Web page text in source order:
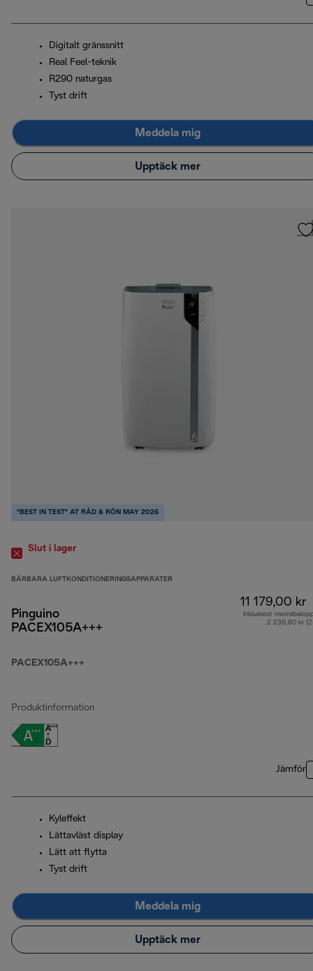
Digitalt gränssnitt
Real Feel-teknik
R290 naturgas
Tyst drift
Meddela mig
Upptäck mer
"BEST IN TEST" AT RÅD & RÖN MAY 2026
Slut i lager
BÄRBARA LUFTKONDITIONERINGSAPPARATER
Pinguino
PACEX105A+++
PACEX105A+++
11 179,00 kr
Inkluderat
2 235,80 kr
Produktinformation
Jämför
Kyleffekt
Lättavläst display
Lätt att flytta
Tyst drift
Meddela mig
Upptäck mer